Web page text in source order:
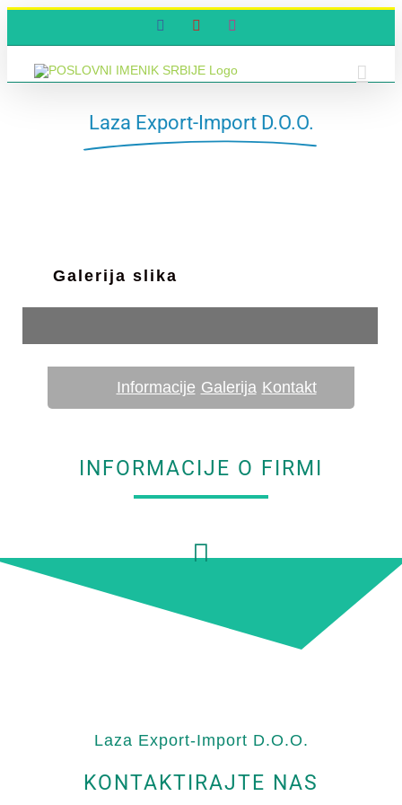
FacebookYouTube
Laza Export-Import D.O.O.
Galerija slika
Informacije Galerija Kontakt
INFORMACIJE O FIRMI
Laza Export-Import D.O.O.
KONTAKTIRAJTE NAS